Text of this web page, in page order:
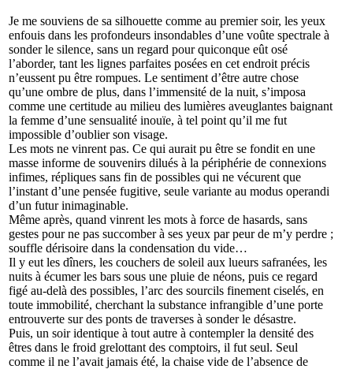
Je me souviens de sa silhouette comme au premier soir, les yeux
enfouis dans les profondeurs insondables d’une voûte spectrale à
sonder le silence, sans un regard pour quiconque eût osé
l’aborder, tant les lignes parfaites posées en cet endroit précis
n’eussent pu être rompues. Le sentiment d’être autre chose
qu’une ombre de plus, dans l’immensité de la nuit, s’imposa
comme une certitude au milieu des lumières aveuglantes baignant
la femme d’une sensualité inouïe, à tel point qu’il me fut
impossible d’oublier son visage.
Les mots ne vinrent pas. Ce qui aurait pu être se fondit en une
masse informe de souvenirs dilués à la périphérie de connexions
infimes, répliques sans fin de possibles qui ne vécurent que
l’instant d’une pensée fugitive, seule variante au modus operandi
d’un futur inimaginable.
Même après, quand vinrent les mots à force de hasards, sans
gestes pour ne pas succomber à ses yeux par peur de m’y perdre ;
souffle dérisoire dans la condensation du vide…
Il y eut les dîners, les couchers de soleil aux lueurs safranées, les
nuits à écumer les bars sous une pluie de néons, puis ce regard
figé au-delà des possibles, l’arc des sourcils finement ciselés, en
toute immobilité, cherchant la substance infrangible d’une porte
entrouverte sur des ponts de traverses à sonder le désastre.
Puis, un soir identique à tout autre à contempler la densité des
êtres dans le froid grelottant des comptoirs, il fut seul. Seul
comme il ne l’avait jamais été, la chaise vide de l’absence de